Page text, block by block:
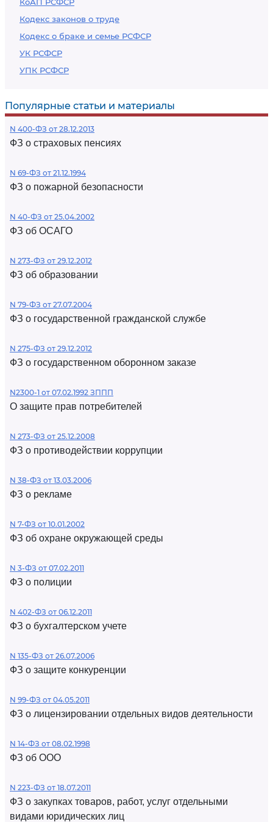
Кодекс законов о труде
Кодекс о браке и семье РСФСР
УК РСФСР
УПК РСФСР
Популярные статьи и материалы
N 400-ФЗ от 28.12.2013
ФЗ о страховых пенсиях
N 69-ФЗ от 21.12.1994
ФЗ о пожарной безопасности
N 40-ФЗ от 25.04.2002
ФЗ об ОСАГО
N 273-ФЗ от 29.12.2012
ФЗ об образовании
N 79-ФЗ от 27.07.2004
ФЗ о государственной гражданской службе
N 275-ФЗ от 29.12.2012
ФЗ о государственном оборонном заказе
N2300-1 от 07.02.1992 ЗППП
О защите прав потребителей
N 273-ФЗ от 25.12.2008
ФЗ о противодействии коррупции
N 38-ФЗ от 13.03.2006
ФЗ о рекламе
N 7-ФЗ от 10.01.2002
ФЗ об охране окружающей среды
N 3-ФЗ от 07.02.2011
ФЗ о полиции
N 402-ФЗ от 06.12.2011
ФЗ о бухгалтерском учете
N 135-ФЗ от 26.07.2006
ФЗ о защите конкуренции
N 99-ФЗ от 04.05.2011
ФЗ о лицензировании отдельных видов деятельности
N 14-ФЗ от 08.02.1998
ФЗ об ООО
N 223-ФЗ от 18.07.2011
ФЗ о закупках товаров, работ, услуг отдельными
видами юридических лиц